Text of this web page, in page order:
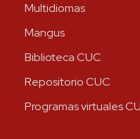
Multidiomas
Mangus
Biblioteca CUC
Repositorio CUC
Programas virtuales